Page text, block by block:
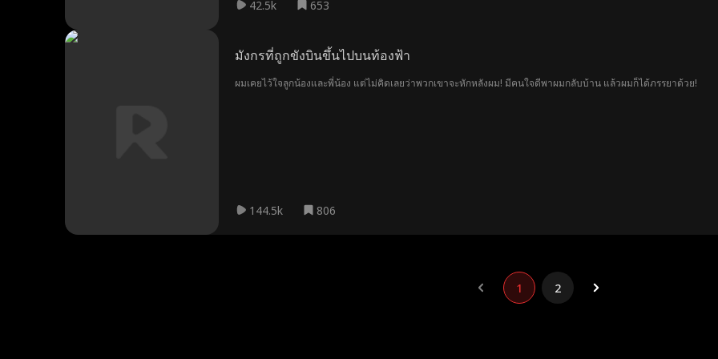
42.5k 653
มังกรที่ถูกขังบินขึ้นไปบนท้องฟ้า
ผมเคยไว้ใจลูกน้องและพี่น้อง แต่ไม่คิดเลยว่าพวกเขาจะหักหลังผม! มีคนใจดีพาผมกลับบ้าน แล้วผมก็ได้ภรรยาด้วย!
144.5k 806
1 2